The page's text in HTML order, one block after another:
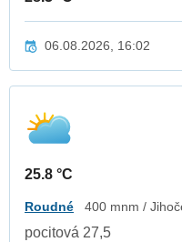
06.08.2026, 16:02
25.8 °C
Roudné 400 mnm /
pocitová 27,5